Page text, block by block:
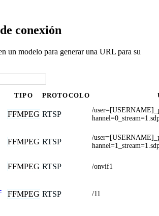
conexión
un modelo para generar una URL para su
TIPO PROTOCOLO
FFMPEG RTSP
/
FFMPEG RTSP
/
FFMPEG RTSP /onvif1
FFMPEG RTSP /11